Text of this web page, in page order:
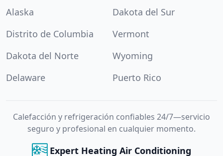
Alaska
Dakota del Sur
Distrito de Columbia
Vermont
Dakota del Norte
Wyoming
Delaware
Puerto Rico
Calefacción y refrigeración confiables 24/7—servicio
seguro y profesional en cualquier momento.
Expert Heating Air Conditioning